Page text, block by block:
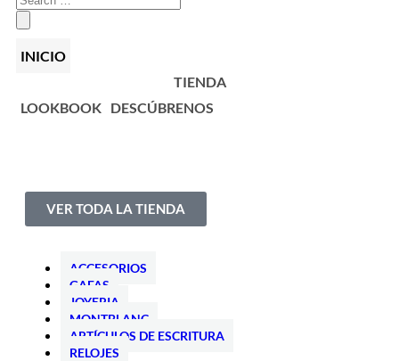
INICIO
TIENDA
LOOKBOOK DESCÚBRENOS
VER TODA LA TIENDA
ACCESORIOS
GAFAS
JOYERIA
MONTBLANC
ARTÍCULOS DE ESCRITURA
RELOJES